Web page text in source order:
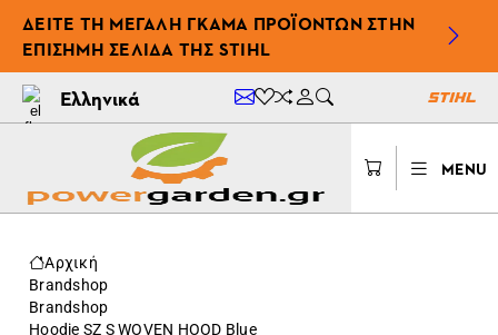
ΔΕΊΤΕ ΤΗ ΜΕΓΆΛΗ ΓΚΆΜΑ ΠΡΟΪΌΝΤΩΝ ΣΤΗΝ
ΕΠΊΣΗΜΗ ΣΕΛΊΔΑ ΤΗΣ STIHL
Ελληνικά
MENU
Αρχική
Brandshop
Brandshop
Hoodie SZ S WOVEN HOOD Blue